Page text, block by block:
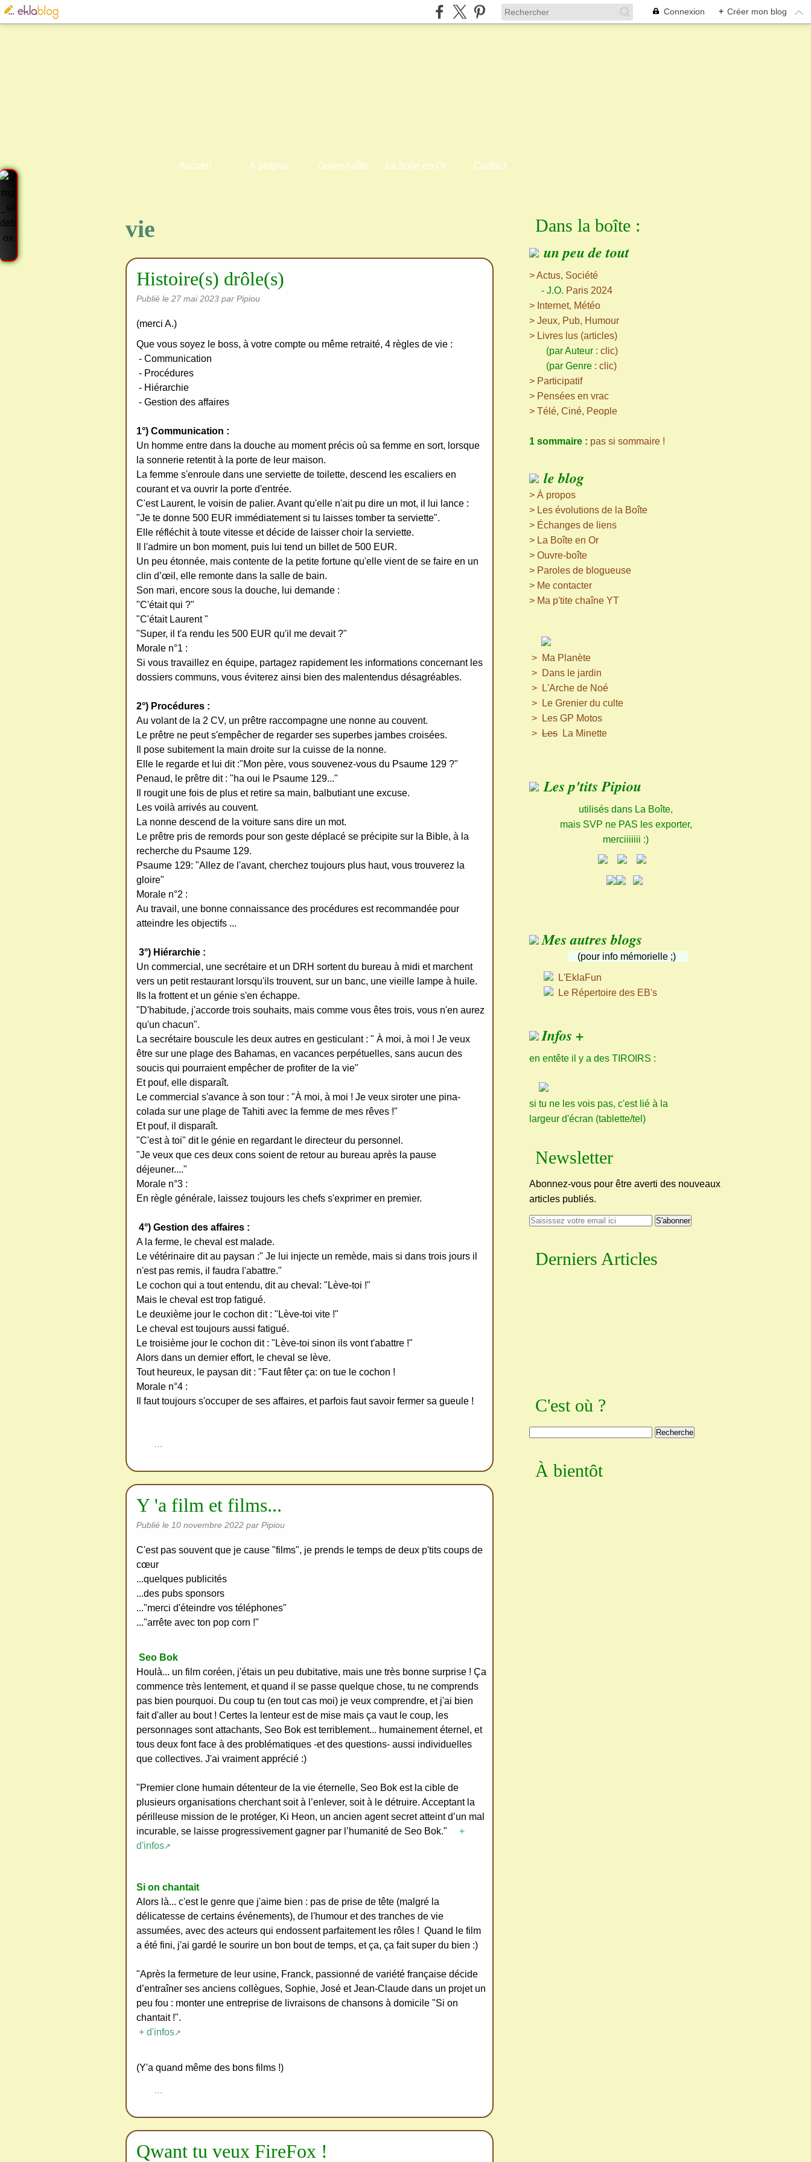
Connexion + Créer mon blog
Accueil À propos Ouvre-boîte La boîte en Or Contact
vie
Histoire(s) drôle(s)
Publié le 27 mai 2023 par Pipiou
(merci A.)
Que vous soyez le boss, à votre compte ou même retraité, 4 règles de vie :
- Communication
- Procédures
- Hiérarchie
- Gestion des affaires
1°) Communication :
Un homme entre dans la douche au moment précis où sa femme en sort, lorsque
la sonnerie retentit à la porte de leur maison.
La femme s'enroule dans une serviette de toilette, descend les escaliers en
courant et va ouvrir la porte d'entrée.
C'est Laurent, le voisin de palier. Avant qu'elle n'ait pu dire un mot, il lui lance :
"Je te donne 500 EUR immédiatement si tu laisses tomber ta serviette".
Elle réfléchit à toute vitesse et décide de laisser choir la serviette.
Il l'admire un bon moment, puis lui tend un billet de 500 EUR.
Un peu étonnée, mais contente de la petite fortune qu'elle vient de se faire en un
clin d’œil, elle remonte dans la salle de bain.
Son mari, encore sous la douche, lui demande :
"C'était qui ?"
"C'était Laurent "
"Super, il t'a rendu les 500 EUR qu'il me devait ?"
Morale n°1 :
Si vous travaillez en équipe, partagez rapidement les informations concernant les
dossiers communs, vous éviterez ainsi bien des malentendus désagréables.
2°) Procédures :
Au volant de la 2 CV, un prêtre raccompagne une nonne au couvent.
Le prêtre ne peut s'empêcher de regarder ses superbes jambes croisées.
Il pose subitement la main droite sur la cuisse de la nonne.
Elle le regarde et lui dit :"Mon père, vous souvenez-vous du Psaume 129 ?"
Penaud, le prêtre dit : "ha oui le Psaume 129..."
Il rougit une fois de plus et retire sa main, balbutiant une excuse.
Les voilà arrivés au couvent.
La nonne descend de la voiture sans dire un mot.
Le prêtre pris de remords pour son geste déplacé se précipite sur la Bible, à la
recherche du Psaume 129.
Psaume 129: "Allez de l'avant, cherchez toujours plus haut, vous trouverez la
gloire"
Morale n°2 :
Au travail, une bonne connaissance des procédures est recommandée pour
atteindre les objectifs ...
3°) Hiérarchie :
Un commercial, une secrétaire et un DRH sortent du bureau à midi et marchent
vers un petit restaurant lorsqu'ils trouvent, sur un banc, une vieille lampe à huile.
Ils la frottent et un génie s'en échappe.
"D'habitude, j'accorde trois souhaits, mais comme vous êtes trois, vous n'en aurez
qu'un chacun".
La secrétaire bouscule les deux autres en gesticulant : " À moi, à moi ! Je veux
être sur une plage des Bahamas, en vacances perpétuelles, sans aucun des
soucis qui pourraient empêcher de profiter de la vie"
Et pouf, elle disparaît.
Le commercial s'avance à son tour : "À moi, à moi ! Je veux siroter une pina-
colada sur une plage de Tahiti avec la femme de mes rêves !"
Et pouf, il disparaît.
"C'est à toi" dit le génie en regardant le directeur du personnel.
"Je veux que ces deux cons soient de retour au bureau après la pause
déjeuner...."
Morale n°3 :
En règle générale, laissez toujours les chefs s'exprimer en premier.
4°) Gestion des affaires :
A la ferme, le cheval est malade.
Le vétérinaire dit au paysan :" Je lui injecte un remède, mais si dans trois jours il
n'est pas remis, il faudra l'abattre."
Le cochon qui a tout entendu, dit au cheval: "Lève-toi !"
Mais le cheval est trop fatigué.
Le deuxième jour le cochon dit : "Lève-toi vite !"
Le cheval est toujours aussi fatigué.
Le troisième jour le cochon dit : "Lève-toi sinon ils vont t'abattre !"
Alors dans un dernier effort, le cheval se lève.
Tout heureux, le paysan dit : "Faut fêter ça: on tue le cochon !
Morale n°4 :
Il faut toujours s'occuper de ses affaires, et parfois faut savoir fermer sa gueule !
…
Y 'a film et films...
Publié le 10 novembre 2022 par Pipiou
C'est pas souvent que je cause "films", je prends le temps de deux p'tits coups de
cœur
...quelques publicités
...des pubs sponsors
..."merci d'éteindre vos téléphones"
..."arrête avec ton pop corn !"
Seo Bok
Houlà... un film coréen, j'étais un peu dubitative, mais une très bonne surprise ! Ça
commence très lentement, et quand il se passe quelque chose, tu ne comprends
pas bien pourquoi. Du coup tu (en tout cas moi) je veux comprendre, et j'ai bien
fait d'aller au bout ! Certes la lenteur est de mise mais ça vaut le coup, les
personnages sont attachants, Seo Bok est terriblement... humainement éternel, et
tous deux font face à des problématiques -et des questions- aussi individuelles
que collectives. J'ai vraiment apprécié :)
"Premier clone humain détenteur de la vie éternelle, Seo Bok est la cible de
plusieurs organisations cherchant soit à l’enlever, soit à le détruire. Acceptant la
périlleuse mission de le protéger, Ki Heon, un ancien agent secret atteint d’un mal
incurable, se laisse progressivement gagner par l’humanité de Seo Bok."
+
d'infos↗
Si on chantait
Alors là... c'est le genre que j'aime bien : pas de prise de tête (malgré la
délicatesse de certains événements), de l'humour et des tranches de vie
assumées, avec des acteurs qui endossent parfaitement les rôles ! Quand le film
a été fini, j'ai gardé le sourire un bon bout de temps, et ça, ça fait super du bien :)
"Après la fermeture de leur usine, Franck, passionné de variété française décide
d’entraîner ses anciens collègues, Sophie, José et Jean-Claude dans un projet un
peu fou : monter une entreprise de livraisons de chansons à domicile "Si on
chantait !".
+ d'infos↗
(Y'a quand même des bons films !)
…
Qwant tu veux FireFox !
Dans la boîte :
un peu de tout
> Actus, Société
- J.O. Paris 2024
> Internet, Météo
> Jeux, Pub, Humour
> Livres lus (articles)
(par Auteur : clic)
(par Genre : clic)
> Participatif
> Pensées en vrac
> Télé, Ciné, People
1 sommaire : pas si sommaire !
le blog
> À propos
> Les évolutions de la Boîte
> Échanges de liens
> La Boîte en Or
> Ouvre-boîte
> Paroles de blogueuse
> Me contacter
> Ma p'tite chaîne YT
> Ma Planète
> Dans le jardin
>
L'Arche de Noé
>
Le Grenier du culte
>
Les GP Motos
> Les La Minette
Les p'tits Pipiou
utilisés dans La Boîte,
mais SVP ne PAS les exporter,
merciiiiiii :)
Mes autres blogs
(pour info mémorielle ;)
L'EklaFun
Le Répertoire des EB's
Infos +
en entête il y a des TIROIRS :
si tu ne les vois pas, c'est lié à la
largeur d'écran (tablette/tel)
Newsletter
Abonnez-vous pour être averti des nouveaux
articles publiés.
Derniers Articles
C'est où ?
À bientôt